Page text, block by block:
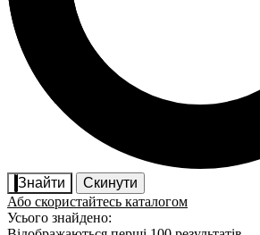
Знайти
Скинути
Або скористайтесь каталогом
Усього знайдено: